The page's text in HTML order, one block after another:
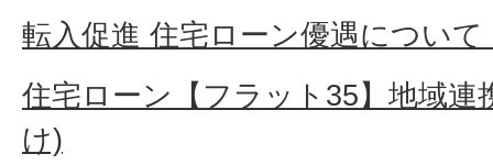
転入促進 住宅ローン優遇について
住宅ローン【フラット35】地域連
け)